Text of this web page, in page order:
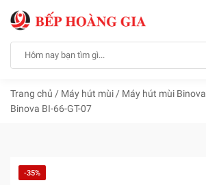
Trang chủ / Máy hút mùi / Máy hút mùi Binova
Binova BI-66-GT-07
-35%